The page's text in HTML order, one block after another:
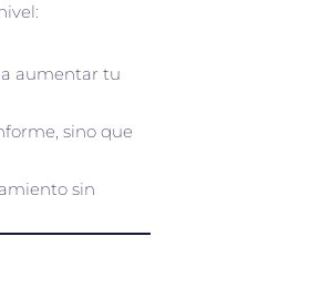
a aumentar tu
sino que
sin